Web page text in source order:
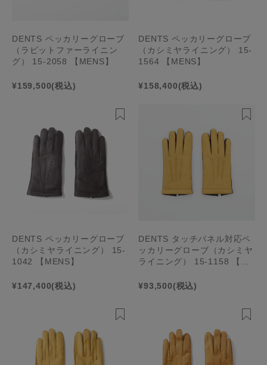
DENTS ペッカリーグローブ
（ラビットファーライニン
グ） 15-2058 【MENS】
¥159,500(税込)
DENTS ペッカリーグローブ
（カシミヤライニング） 15-
1564 【MENS】
¥158,400(税込)
DENTS ペッカリーグローブ
（カシミヤライニング） 15-
1042 【MENS】
¥147,400(税込)
DENTS タッチパネル対応ペ
ッカリーグローブ（カシミヤ
ライニング） 15-1158 【ME
¥93,500(税込)